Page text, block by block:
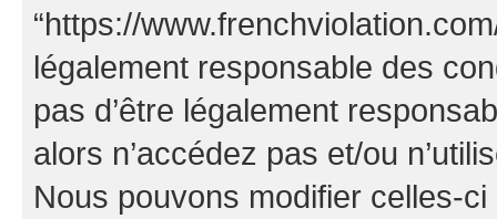
“https://
légalement responsable des
pas d’être légalement
alors n’accédez pas et/ou
Nous pouvons modifier celles-